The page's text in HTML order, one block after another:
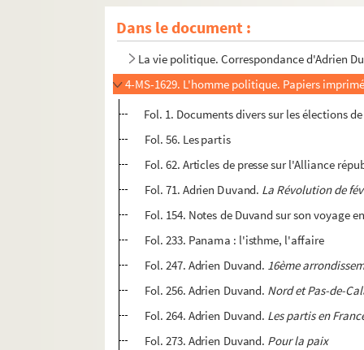
Dans le document :
Associations de journalistes, congrès
La vie politique. Correspondance d'Adrien
La vie politique. Correspondance d'Adrien
4-MS-1629. L'homme politique. Papiers
Fol. 1. Documents divers sur les élections
Fol. 56. Les partis
Fol. 62. Articles de presse sur l'Alliance
Fol. 71. Adrien Duvand. La Révolution de
Fol. 154. Notes de Duvand sur son voyage
Fol. 233. Panama : l'isthme, l'affaire
Fol. 247. Adrien Duvand. 16ème
Fol. 256. Adrien Duvand. Nord et Pas-de-
Fol. 264. Adrien Duvand. Les partis en
Fol. 273. Adrien Duvand. Pour la paix